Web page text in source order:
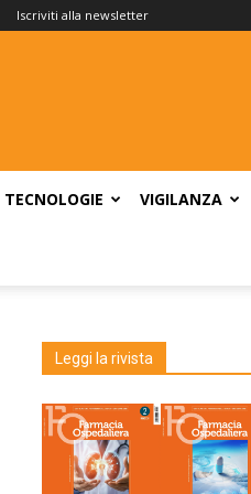
Iscriviti alla newsletter
TECNOLOGIE VIGILANZA
Leggi la rivista